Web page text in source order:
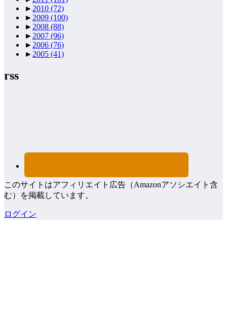
► 2010 (72)
► 2009 (100)
► 2008 (88)
► 2007 (96)
► 2006 (76)
► 2005 (41)
rss
このサイトはアフィリエイト広告（Amazonアソシエイト含
む）を掲載しています。
ログイン